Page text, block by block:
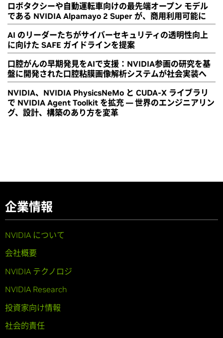
ロボタクシーや自動運転車向けの最先端オープン モデル
である NVIDIA Alpamayo 2 Super が、商用利用可能に
AI のリーダーたちがサイバーセキュリティの透明性向上
に向けた SAFE ガイドラインを提案
口腔がんの早期発見をAIで支援：NVIDIA参画の研究を基
盤に開発された口腔粘膜画像解析システムが社会実装へ
NVIDIA、NVIDIA PhysicsNeMo と CUDA-X ライブラリ
で NVIDIA Agent Toolkit を拡充 ― 世界のエンジニアリン
グ、設計、構築のあり方を変革
企業情報
NVIDIA について
会社概要
NVIDIA テクノロジ
NVIDIA Research
投資家向け情報
社会的責任